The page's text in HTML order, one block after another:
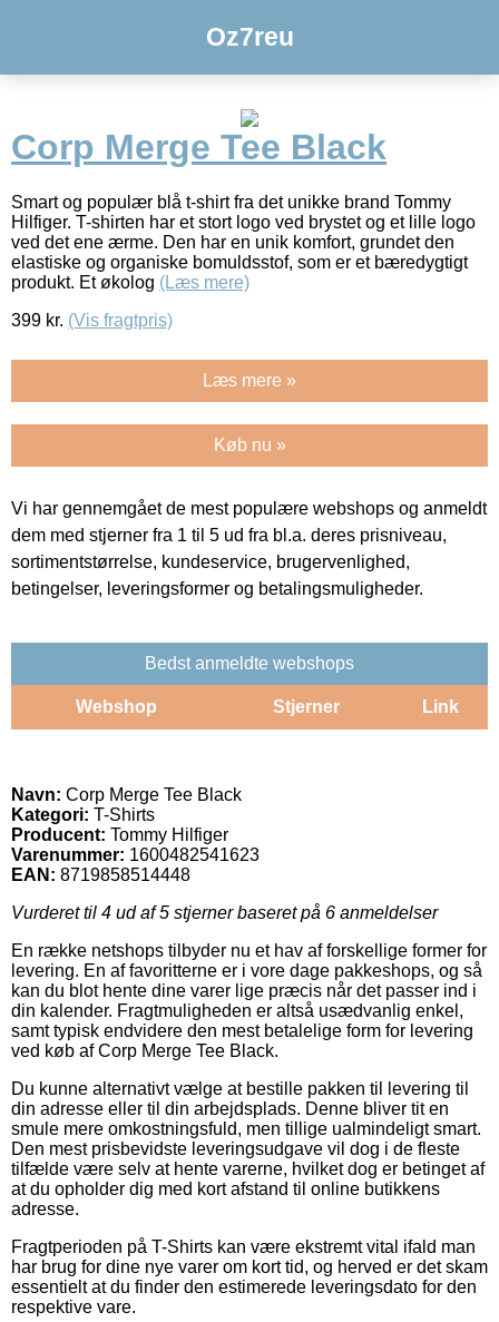
Oz7reu
Corp Merge Tee Black
Smart og populær blå t-shirt fra det unikke brand Tommy
Hilfiger. T-shirten har et stort logo ved brystet og et lille logo
ved det ene ærme. Den har en unik komfort, grundet den
elastiske og organiske bomuldsstof, som er et bæredygtigt
produkt. Et økolog (Læs mere)
399 kr. (Vis fragtpris)
Læs mere »
Køb nu »
Vi har gennemgået de mest populære webshops og anmeldt
dem med stjerner fra 1 til 5 ud fra bl.a. deres prisniveau,
sortimentstørrelse, kundeservice, brugervenlighed,
betingelser, leveringsformer og betalingsmuligheder.
Bedst anmeldte webshops
Webshop Stjerner Link
Navn: Corp Merge Tee Black
Kategori: T-Shirts
Producent: Tommy Hilfiger
Varenummer: 1600482541623
EAN: 8719858514448
Vurderet til 4 ud af 5 stjerner baseret på 6 anmeldelser
En række netshops tilbyder nu et hav af forskellige former for
levering. En af favoritterne er i vore dage pakkeshops, og så
kan du blot hente dine varer lige præcis når det passer ind i
din kalender. Fragtmuligheden er altså usædvanlig enkel,
samt typisk endvidere den mest betalelige form for levering
ved køb af Corp Merge Tee Black.
Du kunne alternativt vælge at bestille pakken til levering til
din adresse eller til din arbejdsplads. Denne bliver tit en
smule mere omkostningsfuld, men tillige ualmindeligt smart.
Den mest prisbevidste leveringsudgave vil dog i de fleste
tilfælde være selv at hente varerne, hvilket dog er betinget af
at du opholder dig med kort afstand til online butikkens
adresse.
Fragtperioden på T-Shirts kan være ekstremt vital ifald man
har brug for dine nye varer om kort tid, og herved er det skam
essentielt at du finder den estimerede leveringsdato for den
respektive vare.